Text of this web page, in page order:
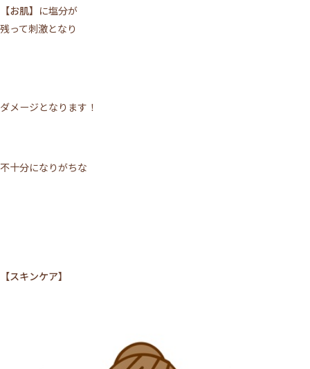
【お肌】 に塩分が
残って刺激となり
ダメージとなります！
不十分になりがちな
【スキンケア】